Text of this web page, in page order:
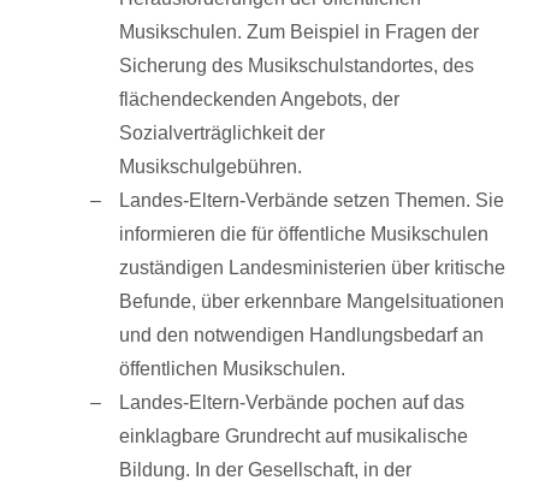
Musikschulen. Zum Beispiel in Fragen der
Sicherung des Musikschulstandortes, des
flächendeckenden Angebots, der
Sozialverträglichkeit der
Musikschulgebühren.
Landes-Eltern-Verbände setzen Themen. Sie
informieren die für öffentliche Musikschulen
zuständigen Landesministerien über kritische
Befunde, über erkennbare Mangelsituationen
und den notwendigen Handlungsbedarf an
öffentlichen Musikschulen.
Landes-Eltern-Verbände pochen auf das
einklagbare Grundrecht auf musikalische
Bildung. In der Gesellschaft, in der